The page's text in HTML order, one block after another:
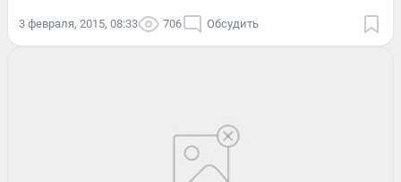
3 февраля, 2015, 08:33 706 Обсудить